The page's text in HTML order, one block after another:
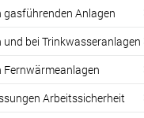
gasführenden Anlagen
und bei Trinkwasseranlagen
Fernwärmeanlagen
Arbeitssicherheit